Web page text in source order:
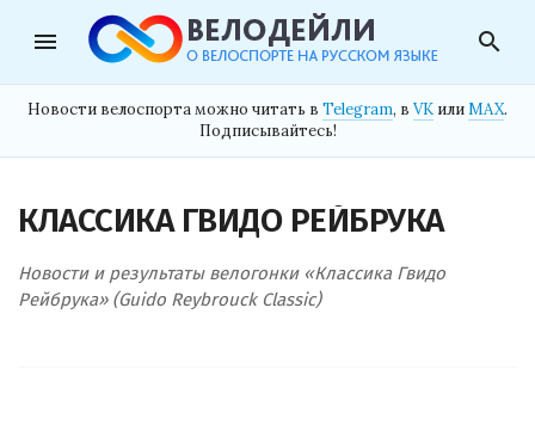
menu search
Новости велоспорта можно читать в Telegram, в VK илиMAX.
Подписывайтесь!
КЛАССИКА ГВИДО РЕЙБРУКА
Новости и результаты велогонки «Классика Гвидо
Рейбрука» (Guido Reybrouck Classic)